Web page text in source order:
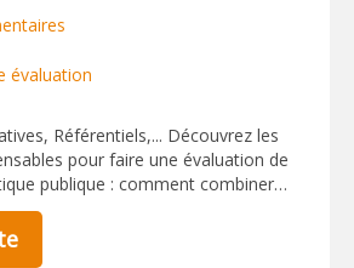
Référentiels,... Découvrez les
pour faire une évaluation de
publique : comment combiner…